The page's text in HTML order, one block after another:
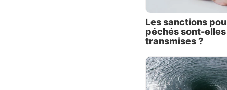
dit,
étaient
Quel
Les sanctions
péchés sont-elles
transmises ?